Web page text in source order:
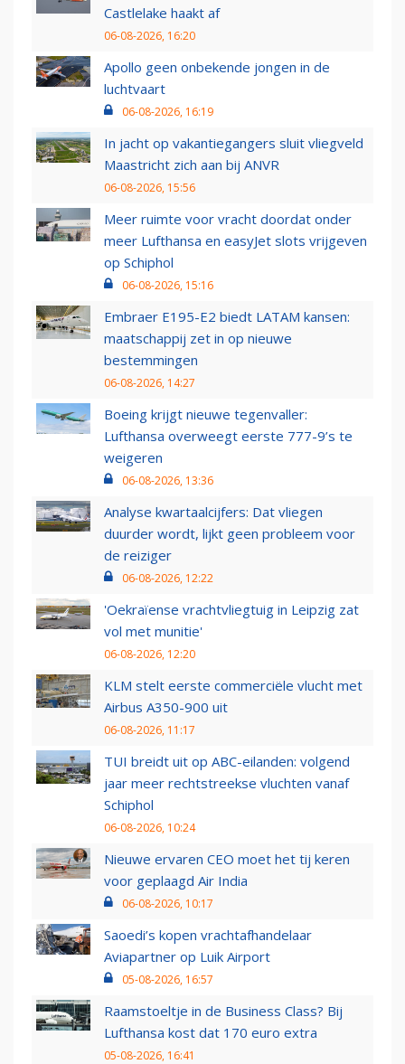
Castlelake haakt af
06-08-2026, 16:20
Apollo geen onbekende jongen in de
luchtvaart
06-08-2026, 16:19
In jacht op vakantiegangers sluit vliegveld
Maastricht zich aan bij ANVR
06-08-2026, 15:56
Meer ruimte voor vracht doordat onder
meer Lufthansa en easyJet slots vrijgeven
op Schiphol
06-08-2026, 15:16
Embraer E195-E2 biedt LATAM kansen:
maatschappij zet in op nieuwe
bestemmingen
06-08-2026, 14:27
Boeing krijgt nieuwe tegenvaller:
Lufthansa overweegt eerste 777-9’s te
weigeren
06-08-2026, 13:36
Analyse kwartaalcijfers: Dat vliegen
duurder wordt, lijkt geen probleem voor
de reiziger
06-08-2026, 12:22
'Oekraïense vrachtvliegtuig in Leipzig zat
vol met munitie'
06-08-2026, 12:20
KLM stelt eerste commerciële vlucht met
Airbus A350-900 uit
06-08-2026, 11:17
TUI breidt uit op ABC-eilanden: volgend
jaar meer rechtstreekse vluchten vanaf
Schiphol
06-08-2026, 10:24
Nieuwe ervaren CEO moet het tij keren
voor geplaagd Air India
06-08-2026, 10:17
Saoedi’s kopen vrachtafhandelaar
Aviapartner op Luik Airport
05-08-2026, 16:57
Raamstoeltje in de Business Class? Bij
Lufthansa kost dat 170 euro extra
05-08-2026, 16:41